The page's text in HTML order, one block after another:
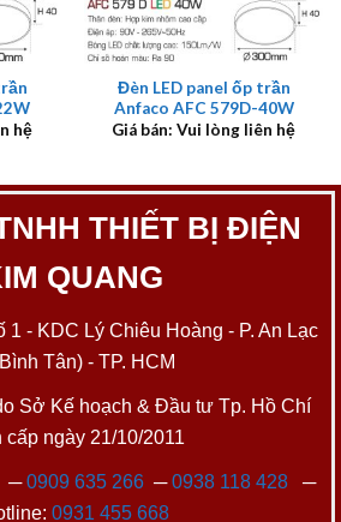
hệ
Đèn LED panel ốp trần
Anfaco AFC 579D-40W
Giá bán: Vui lòng liên hệ
THIẾT BỊ ĐIỆN
QUANG
- KDC Lý Chiêu Hoàng - P. An Lạc
Tân) - TP. HCM
Sở Kế hoạch & Đầu tư Tp. Hồ Chí
cấp ngày 21/10/2011
─0909 635 266─0938 118 428─
0931 455 668